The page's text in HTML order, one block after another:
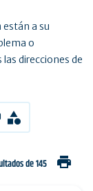
a su
o
direcciones de
de 145 print